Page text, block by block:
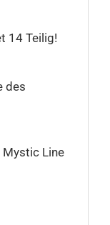
14 Teilig!
des
Mystic Line